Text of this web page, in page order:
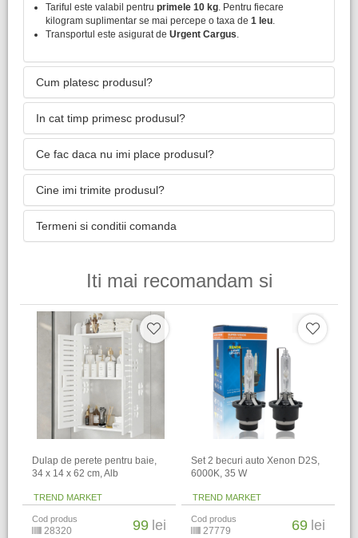
Tariful este valabil pentru primele 10 kg . Pentru fiecare
kilogram suplimentar se mai percepe o taxa de 1 leu
Transportul este asigurat de Urgent Cargus
Cum platesc produsul?
In cat timp primesc produsul?
Ce fac daca nu imi place produsul?
Cine imi trimite produsul?
Termeni si conditii comanda
Iti mai recomandam si
Dulap de perete pentru baie,
34 x 14 x 62 cm​, Alb
TREND MARKET
Cod produs
28320 99 lei
Set 2 becuri auto Xenon D2S,
6000K, 35 W
TREND MARKET
Cod produs
27779 69 lei